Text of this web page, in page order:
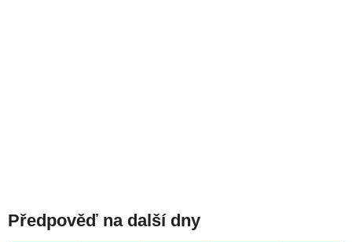
Předpověď na další dny